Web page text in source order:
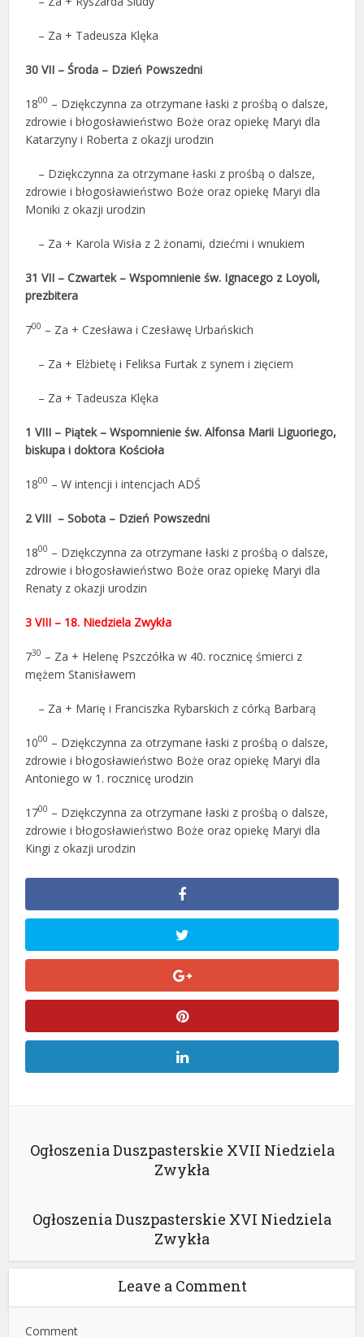
– Za + Tadeusza Klęka
30 VII – Środa – Dzień Powszedni
1800 – Dziękczynna za otrzymane łaski z prośbą o dalsze,
zdrowie i błogosławieństwo Boże oraz opiekę Maryi dla
Katarzyny i Roberta z okazji urodzin
– Dziękczynna za otrzymane łaski z prośbą o dalsze,
zdrowie i błogosławieństwo Boże oraz opiekę Maryi dla
Moniki z okazji urodzin
– Za + Karola Wisła z 2 żonami, dziećmi i wnukiem
31 VII – Czwartek – Wspomnienie św. Ignacego z Loyoli,
prezbitera
700 – Za + Czesława i Czesławę Urbańskich
– Za + Elżbietę i Feliksa Furtak z synem i zięciem
– Za + Tadeusza Klęka
1 VIII – Piątek – Wspomnienie św. Alfonsa Marii Liguoriego,
biskupa i doktora Kościoła
1800 – W intencji i intencjach ADŚ
2 VIII – Sobota – Dzień Powszedni
1800 – Dziękczynna za otrzymane łaski z prośbą o dalsze,
zdrowie i błogosławieństwo Boże oraz opiekę Maryi dla
Renaty z okazji urodzin
3 VIII – 18. Niedziela Zwykła
730 – Za + Helenę Pszczółka w 40. rocznicę śmierci z
mężem Stanisławem
– Za + Marię i Franciszka Rybarskich z córką Barbarą
1000 – Dziękczynna za otrzymane łaski z prośbą o dalsze,
zdrowie i błogosławieństwo Boże oraz opiekę Maryi dla
Antoniego w 1. rocznicę urodzin
1700 – Dziękczynna za otrzymane łaski z prośbą o dalsze,
zdrowie i błogosławieństwo Boże oraz opiekę Maryi dla
Kingi z okazji urodzin
Ogłoszenia Duszpasterskie XVII Niedziela
Zwykła
Ogłoszenia Duszpasterskie XVI Niedziela
Zwykła
Leave a Comment
Comment